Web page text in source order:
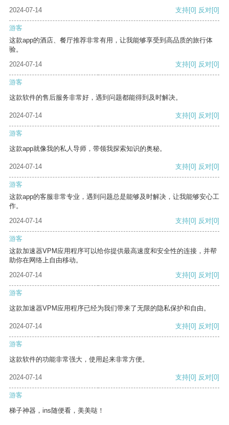
2024-07-14
支持[0] 反对[0]
游客
这款app的酒店、餐厅推荐非常有用，让我能够享受到高品质的旅行体
验。
2024-07-14
支持[0] 反对[0]
游客
这款软件的售后服务非常好，遇到问题都能得到及时解决。
2024-07-14 支持[0] 反对[0]
游客
这款app就像我的私人导师，带领我探索知识的奥秘。
2024-07-14 支持[0] 反对[0]
游客
这款app的客服非常专业，遇到问题总是能够及时解决，让我能够安心工
作。
2024-07-14
支持[0] 反对[0]
游客
这款加速器VPM应用程序可以给你提供最高速度和安全性的连接，并帮
助你在网络上自由移动。
2024-07-14
支持[0] 反对[0]
游客
这款加速器VPM应用程序已经为我们带来了无限的隐私保护和自由。
2024-07-14 支持[0] 反对[0]
游客
这款软件的功能非常强大，使用起来非常方便。
2024-07-14 支持[0] 反对[0]
游客
梯子神器，ins随便看，美美哒！